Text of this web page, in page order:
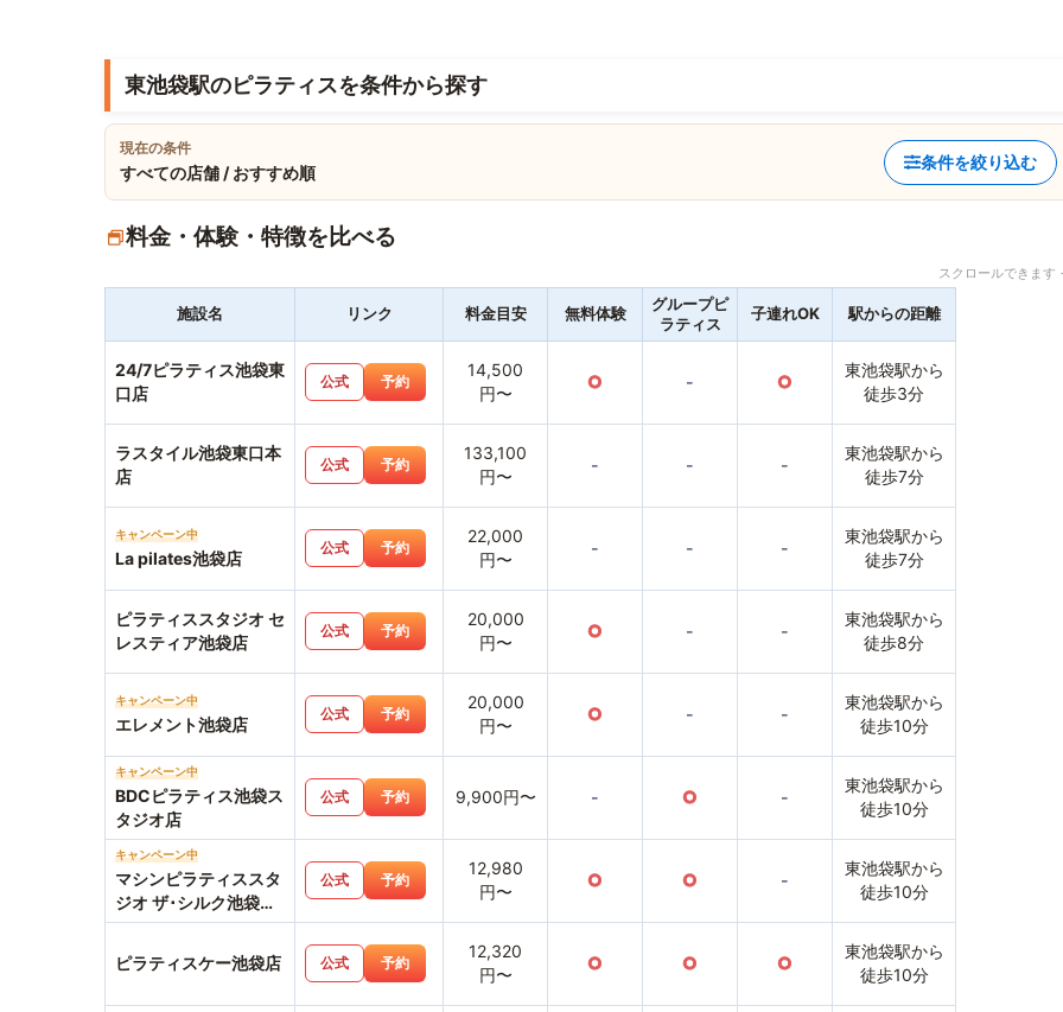
東池袋駅のピラティスを条件から探す
現在の条件
すべての店舗 / おすすめ順
条件を絞り込む
料金・体験・特徴を比べる
スクロールできま
施設名 リンク 料金目安 無料体験
グループピ
ラティス
子連れOK 駅からの距離
24/7ピラティス池袋東
口店
公式 予約
14,500
円〜
○ - ○
東池袋駅から
徒歩3分
ラスタイル池袋東口本
店
公式 予約
133,100
円〜
- - -
東池袋駅から
徒歩7分
キャンペーン中
La pilates池袋店
公式 予約
22,000
円〜
- - -
東池袋駅から
徒歩7分
ピラティススタジオ セ
レスティア池袋店
公式 予約
20,000
円〜
○ - -
東池袋駅から
徒歩8分
キャンペーン中
エレメント池袋店
公式 予約
20,000
円〜
○ - -
東池袋駅から
徒歩10分
キャンペーン中
BDCピラティス池袋ス
タジオ店
公式 予約 9,900円〜 - ○ -
東池袋駅から
徒歩10分
キャンペーン中
マシンピラティススタ
ジオ ザ･シルク池袋東
口店
公式 予約
12,980
円〜
○ ○ -
東池袋駅から
徒歩10分
ピラティスケー池袋店 公式 予約
12,320
円〜
○ ○ ○
東池袋駅から
徒歩10分